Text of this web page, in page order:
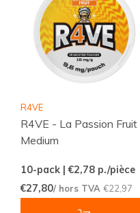
R4VE
R4VE - La Passion Fruit
Medium
10-pack | €2,78 p./pièce
€27,80/ hors TVA €22,97